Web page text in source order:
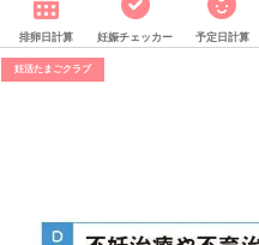
排卵日計算 妊娠チェッカー 予定日計算
妊活たまごクラブ